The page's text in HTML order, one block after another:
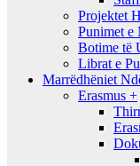
Projektet
Punimet e
Botime të
Librat e
Marrëdhëniet
Erasmus +